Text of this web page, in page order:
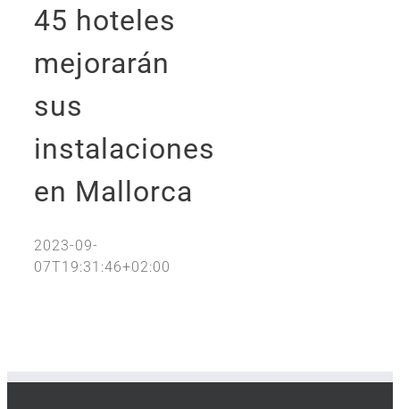
45 hoteles
mejorarán
sus
instalaciones
en Mallorca
2023-09-
07T19:31:46+02:00